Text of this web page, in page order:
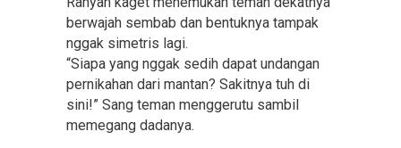
berwajah sembab dan bentuknya tampak
nggak simetris lagi.
“Siapa yang nggak sedih dapat undangan
pernikahan dari mantan? Sakitnya tuh di
sini!” Sang teman menggerutu sambil
memegang dadanya.